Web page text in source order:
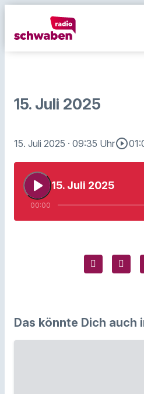
15. Juli 2025
15. Juli 2025 · 09:35 Uhrplay_circle_outline
play_arrow 15. Juli 2025
00:00
Das könnte Dich auch